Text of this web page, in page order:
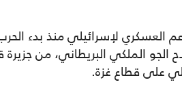
العسكري لإسرائيلي منذ بدء
لسلاح الجو الملكي البريطاني،
على قطاع غزة.